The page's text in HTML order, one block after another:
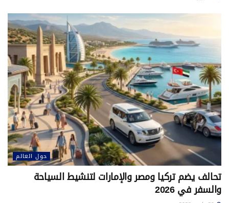
حول العالم
تحالف يضم تركيا ومصر والإمارات لتنشيط السياحة
والسفر في 2026